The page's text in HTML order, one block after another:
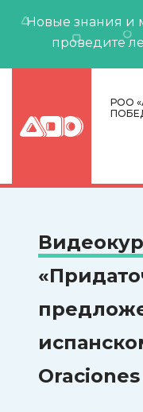
Новые знания и
проведите
РОО